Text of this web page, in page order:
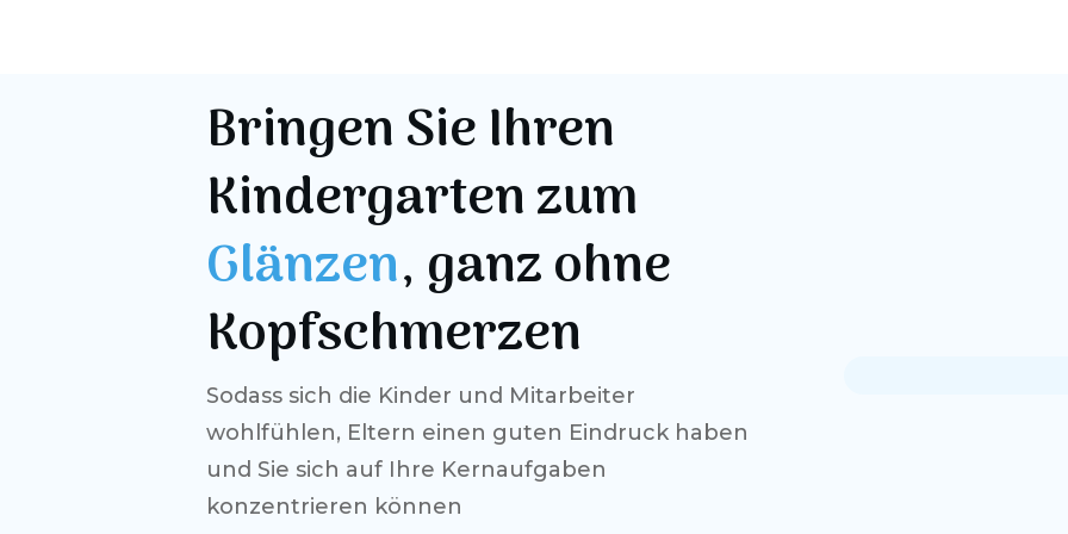
Bringen Sie Ihren
Kindergarten zum
Glänzen, ganz ohne
Kopfschmerzen
Sodass sich die Kinder und Mitarbeiter
wohlfühlen, Eltern einen guten Eindruck haben
und Sie sich auf Ihre Kernaufgaben
konzentrieren können